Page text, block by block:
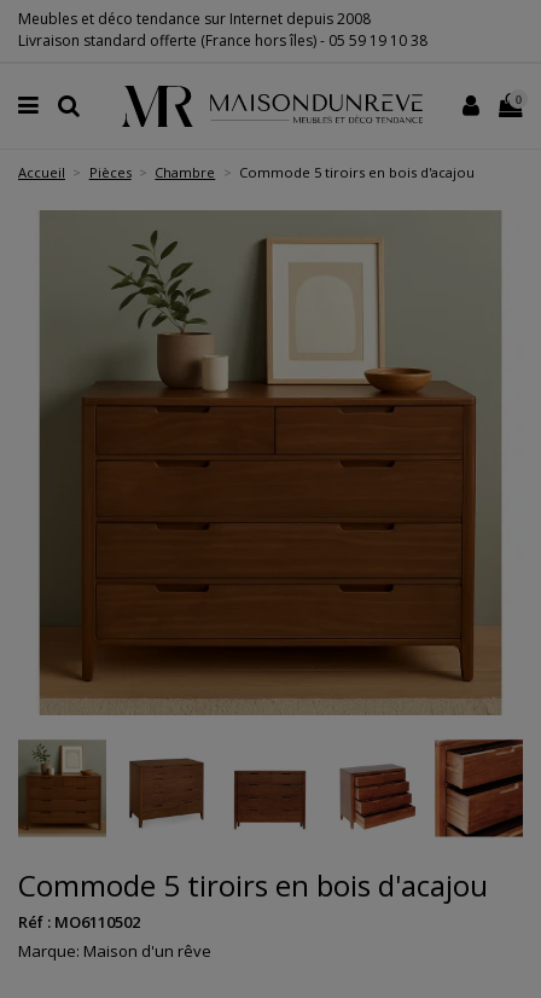
Meubles et déco tendance sur Internet depuis 2008
Livraison standard offerte (France hors îles) - 05 59 19 10 38
0
Accueil Pièces Chambre Commode 5 tiroirs en bois d'acajou
Commode 5 tiroirs en bois d'acajou
Réf : MO6110502
Marque: Maison d'un rêve